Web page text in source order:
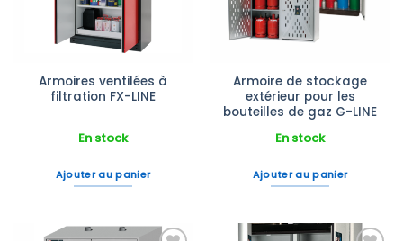
Armoires ventilées à
filtration FX-LINE
En stock
Ajouter au panier
Armoire de stockage
extérieur pour les
bouteilles de gaz G-LINE
En stock
Ajouter au panier